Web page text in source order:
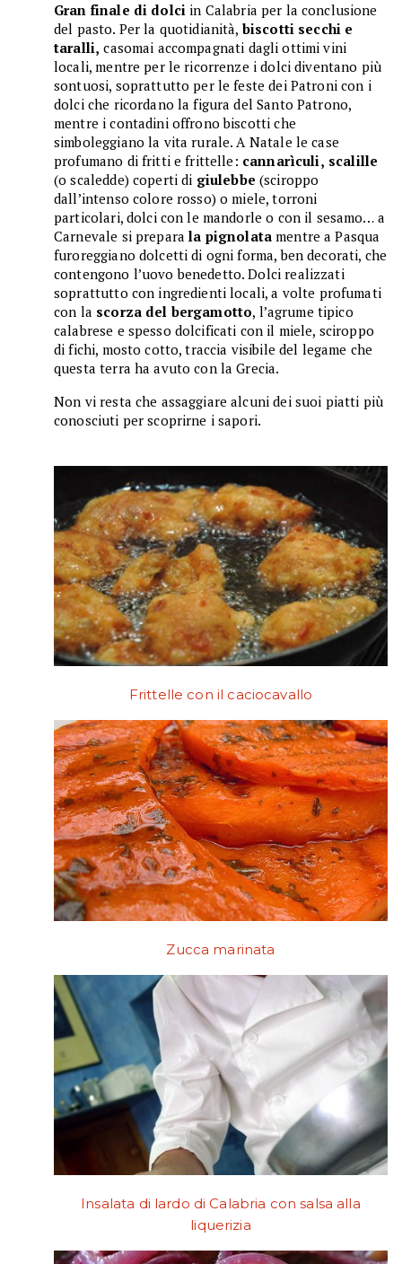
Gran finale di dolci in Calabria per la conclusione
del pasto. Per la quotidianità, biscotti secchi e
taralli, casomai accompagnati dagli ottimi vini
locali, mentre per le ricorrenze i dolci diventano più
sontuosi, soprattutto per le feste dei Patroni con i
dolci che ricordano la figura del Santo Patrono,
mentre i contadini offrono biscotti che
simboleggiano la vita rurale. A Natale le case
profumano di fritti e frittelle: cannarìculi, scalille
(o scaledde) coperti di giulebbe (sciroppo
dall’intenso colore rosso) o miele, torroni
particolari, dolci con le mandorle o con il sesamo… a
Carnevale si preparala pignolatamentre a Pasqua
furoreggiano dolcetti di ogni forma, ben decorati, che
contengono l’uovo benedetto. Dolci realizzati
soprattutto con ingredienti locali, a volte profumati
con la scorza del bergamotto, l’agrume tipico
calabrese e spesso dolcificati con il miele, sciroppo
di fichi, mosto cotto, traccia visibile del legame che
questa terra ha avuto con la Grecia.
Non vi resta che assaggiare alcuni dei suoi piatti più
conosciuti per scoprirne i sapori.
Frittelle con il caciocavallo
Zucca marinata
Insalata di lardo di Calabria con salsa alla
liquerizia